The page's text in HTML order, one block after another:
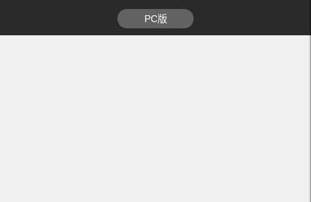
PC版